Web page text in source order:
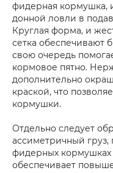
фидерная кормушка,
донной ловли в
Круглая форма, и
сетка обеспечивают
свою очередь
кормовое пятно.
дополнительно
краской, что
кормушки.
Отдельно следует
ассиметричный
фидерных
обеспечивает